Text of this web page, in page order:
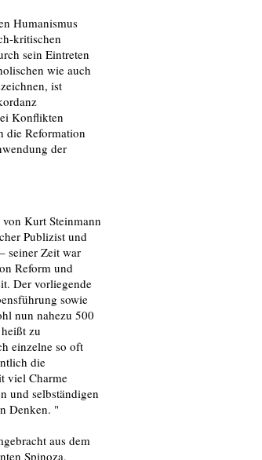
Humanismus
kritischen
sein Eintreten
wie auch
ist
Konflikten
die Reformation
der
Kurt Steinmann
Publizist und
seiner Zeit war
Reform und
Der vorliegende
sowie
nun nahezu 500
zu
einzelne so oft
die
viel Charme
und selbständigen
Denken. "
aus dem
Spinoza,